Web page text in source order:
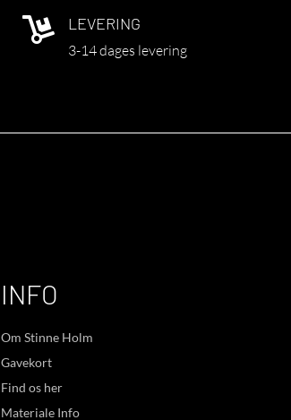
 LEVERING
3-14 dages levering
INFO
Om Stinne Holm
Gavekort
Find os her
Materiale Info